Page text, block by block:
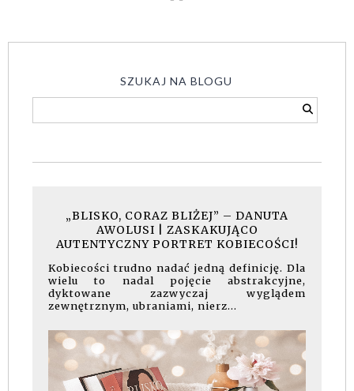
SZUKAJ NA BLOGU
„BLISKO, CORAZ BLIŻEJ” – DANUTA
AWOLUSI | ZASKAKUJĄCO
AUTENTYCZNY PORTRET KOBIECOŚCI!
Kobiecości trudno nadać jedną definicję. Dla
wielu to nadal pojęcie abstrakcyjne,
dyktowane zazwyczaj wyglądem
zewnętrznym, ubraniami, nierz...